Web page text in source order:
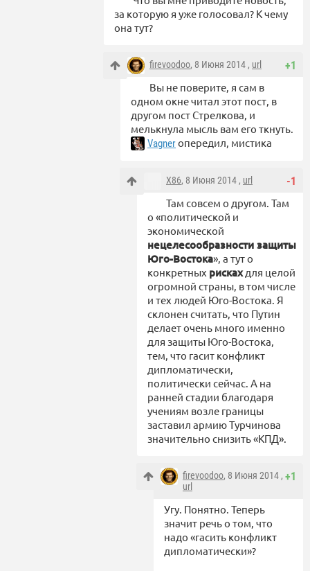
за которую я уже голосовал? К чему
она тут?
+1
firevoodoo, 8 Июня 2014 , url
Вы не поверите, я сам в
одном окне читал этот пост, в
другом пост Стрелкова, и
мелькнула мысль вам его ткнуть.
Vagnerопередил, мистика
-1
X86, 8 Июня 2014 , url
Там совсем о другом. Там
о «политической и
экономической
нецелесообразности защиты
Юго-Востока», а тут о
конкретных рискахдля целой
огромной страны, в том числе
и тех людей Юго-Востока. Я
склонен считать, что Путин
делает очень много именно
для защиты Юго-Востока,
тем, что гасит конфликт
дипломатически,
политически сейчас. А на
ранней стадии благодаря
учениям возле границы
заставил армию Турчинова
значительно снизить «КПД».
+1
firevoodoo, 8 Июня 2014 ,
url
Угу. Понятно. Теперь
значит речь о том, что
надо «гасить конфликт
дипломатически»?